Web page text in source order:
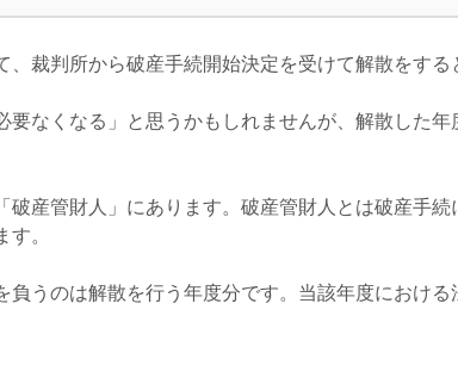
、裁判所から破産手続開始決定を受けて解散をする
要なくなる」と思うかもしれませんが、解散した
破産管財人」にあります。破産管財人とは破産手
。
負うのは解散を行う年度分です。当該年度におけ